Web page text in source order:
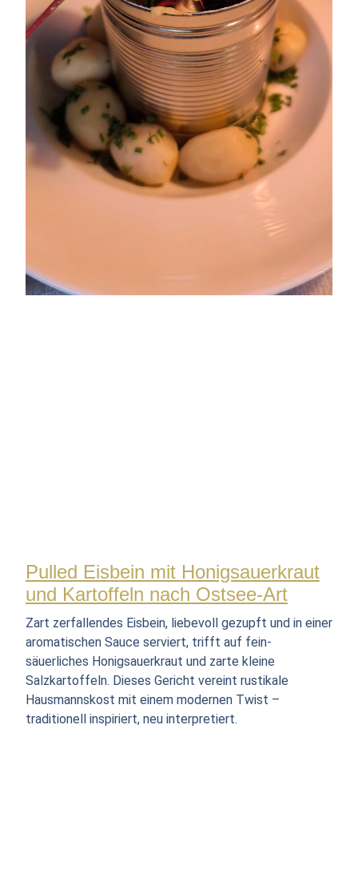
Pulled Eisbein mit Honigsauerkraut
und Kartoffeln nach Ostsee-Art
Zart zerfallendes Eisbein, liebevoll gezupft und in einer
aromatischen Sauce serviert, trifft auf fein-
säuerliches Honigsauerkraut und zarte kleine
Salzkartoffeln. Dieses Gericht vereint rustikale
Hausmannskost mit einem modernen Twist –
traditionell inspiriert, neu interpretiert.